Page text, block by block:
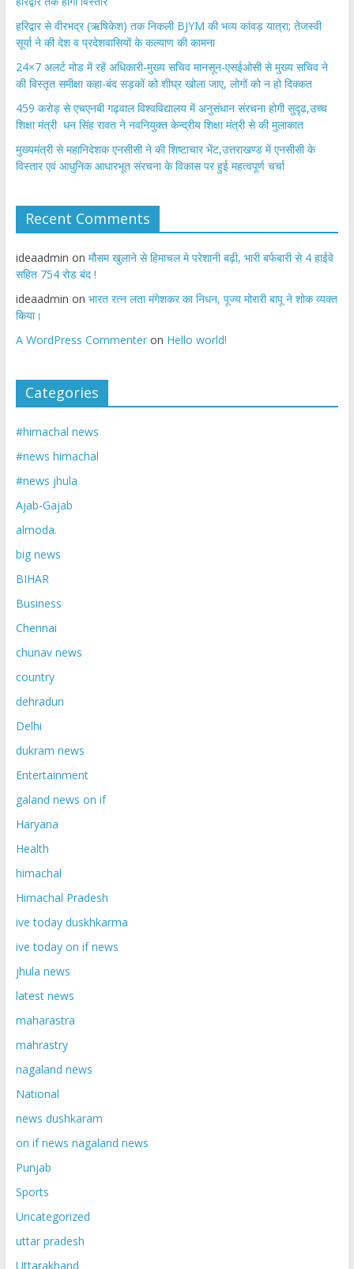
​हरिद्वार से वीरभद्र (ऋषिकेश) तक निकली BJYM की भव्य कांवड़ यात्रा; तेजस्वी
सूर्या ने की देश व प्रदेशवासियों के कल्याण की कामना
24×7 अलर्ट मोड में रहें अधिकारी-मुख्य सचिव मानसून-एसईओसी से मुख्य सचिव ने
की विस्तृत समीक्षा कहा-बंद सड़कों को शीघ्र खोला जाए, लोगों को न हो दिक्कत
459 करोड़ से एचएनबी गढ़वाल विश्वविद्यालय में अनुसंधान संरचना होगी सुदृढ,उच्च
शिक्षा मंत्री धन सिंह रावत ने नवनियुक्त केन्द्रीय शिक्षा मंत्री से की मुलाकात
मुख्यमंत्री से महानिदेशक एनसीसी ने की शिष्टाचार भेंट,उत्तराखण्ड में एनसीसी के
विस्तार एवं आधुनिक आधारभूत संरचना के विकास पर हुई महत्वपूर्ण चर्चा
Recent Comments
ideaadmin on मौसम खुलाने से हिमाचल मे परेशानी बढ़ी, भारी बर्फबारी से 4 हाईवे
सहित 754 रोड बंद !
ideaadmin on भारत रत्न लता मंगेशकर का निधन, पूज्य मोरारी बापू ने शोक व्यक्त
किया।
A WordPress Commenteron Hello world!
Categories
#himachal news
#news himachal
#news jhula
Ajab-Gajab
almoda.
big news
BIHAR
Business
Chennai
chunav news
country
dehradun
Delhi
dukram news
Entertainment
galand news on if
Haryana
Health
himachal
Himachal Pradesh
ive today duskhkarma
ive today on if news
jhula news
latest news
maharastra
mahrastry
nagaland news
National
news dushkaram
on if news nagaland news
Punjab
Sports
Uncategorized
uttar pradesh
Uttarakhand